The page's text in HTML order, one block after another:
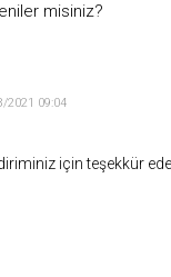
misiniz?
2021 09:04
için teşekkür